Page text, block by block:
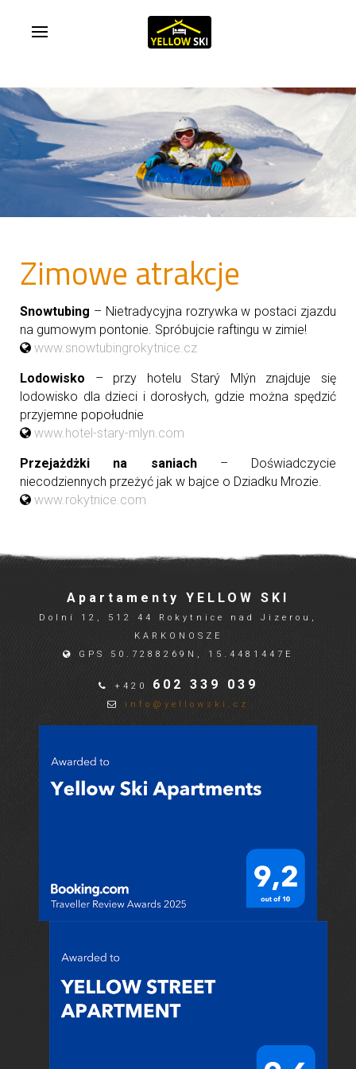
Zimowe atrakcje
Snowtubing – Nietradycyjna rozrywka w postaci zjazdu
na gumowym pontonie. Spróbujcie raftingu w zimie!
www.snowtubingrokytnice.cz
Lodowisko – przy hotelu Starý Mlýn znajduje się
lodowisko dla dzieci i dorosłych, gdzie można spędzić
przyjemne popołudnie
www.hotel-stary-mlyn.com
Przejażdżki na saniach– Doświadczycie
niecodziennych przeżyć jak w bajce o Dziadku Mrozie.
www.rokytnice.com
Apartamenty YELLOW SKI
Dolní 12, 512 44 Rokytnice nad Jizerou,
KARKONOSZE
GPS 50.7288269N, 15.4481447E
+420 602 339 039
info@yellowski.cz